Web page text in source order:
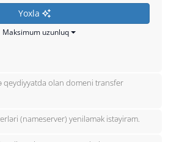
Yoxla
Maksimum uzunluq
qeydiyyatda olan domeni transfer
(nameserver) yeniləmək istəyirəm.